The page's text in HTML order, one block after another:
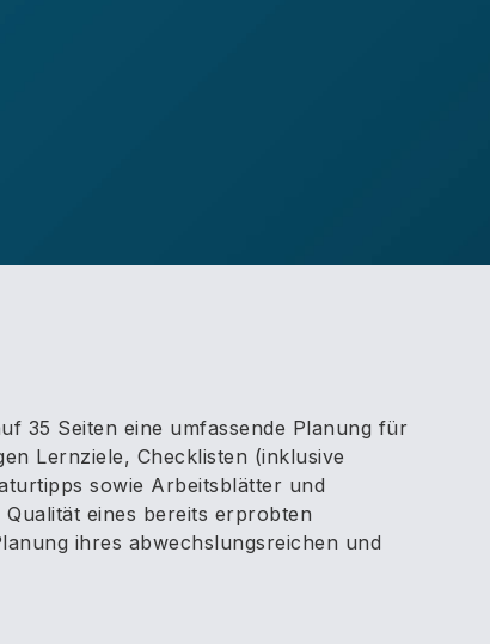
35 Seiten eine umfassende Planung für
Lernziele, Checklisten (inklusive
sowie Arbeitsblätter und
eines bereits erprobten
ihres abwechslungsreichen und